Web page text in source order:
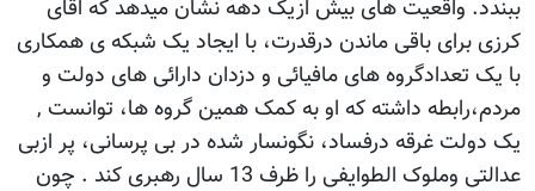
ببندد. واقعیت های بیش ازیک دهه نشان میدهد که اقای
کرزی برای باقی ماندن درقدرت، با ایجاد یک شبکه ی همکاری
با یک تعدادگروه های مافیائی و دزدان دارائی های دولت و
مردم،رابطه داشته که او به کمک همین گروه ها، توانست ,
یک دولت غرقه درفساد، نگونسار شده در بی پرسانی، پر ازبی
عدالتی وملوک الطوایفی را ظرف 13 سال رهبری کند . چون